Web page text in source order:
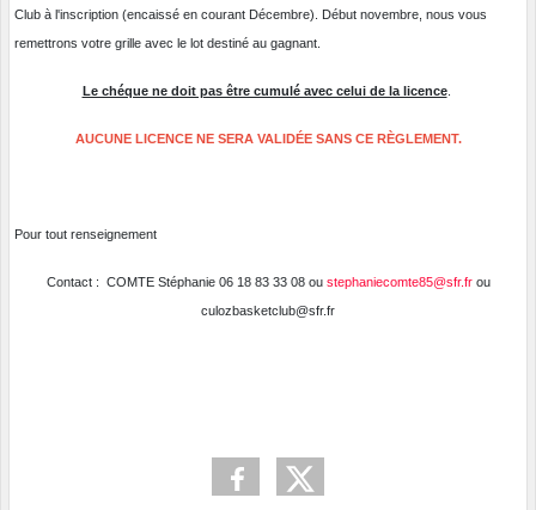
Club à l'inscription (encaissé en courant Décembre). Début novembre, nous vous
remettrons votre grille avec le lot destiné au gagnant.
Le chéque ne doit pas être cumulé avec celui de la licence.
AUCUNE LICENCE NE SERA VALIDÉE SANS CE RÈGLEMENT.
Pour tout renseignement
Contact : COMTE Stéphanie 06 18 83 33 08 ou stephaniecomte85@sfr.frou
culozbasketclub@sfr.fr